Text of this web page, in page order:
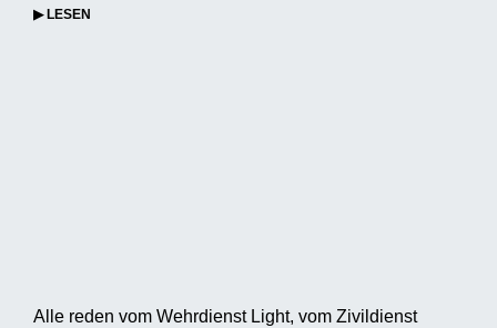
▶ LESEN
Alle reden vom Wehrdienst Light, vom Zivildienst